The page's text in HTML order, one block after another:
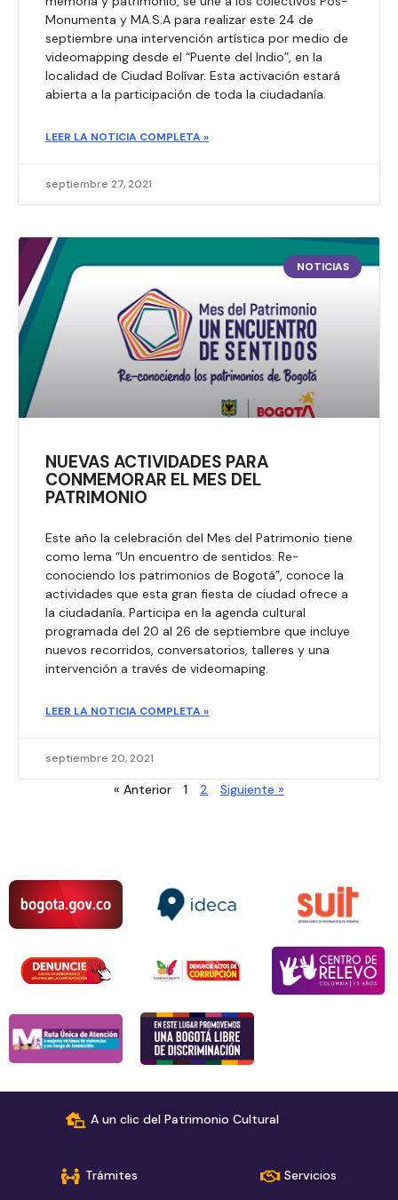
Monumenta y MA.S.A para realizar este 24 de
septiembre una intervención artística por medio de
videomapping desde el “Puente del Indio”, en la
localidad de Ciudad Bolívar. Esta activación estará
abierta a la participación de toda la ciudadanía.
LEER LA NOTICIA COMPLETA »
septiembre 27, 2021
NOTICIAS
NUEVAS ACTIVIDADES PARA
CONMEMORAR EL MES DEL
PATRIMONIO
Este año la celebración del Mes del Patrimonio tiene
como lema “Un encuentro de sentidos: Re-
conociendo los patrimonios de Bogotá”, conoce la
actividades que esta gran fiesta de ciudad ofrece a
la ciudadanía. Participa en la agenda cultural
programada del 20 al 26 de septiembre que incluye
nuevos recorridos, conversatorios, talleres y una
intervención a través de videomaping.
LEER LA NOTICIA COMPLETA »
septiembre 20, 2021
« Anterior 1 2 Siguiente »
A un clic del Patrimonio Cultural
Trámites Servicios